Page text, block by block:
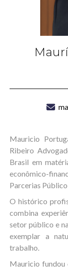
Mauricio
Ribeiro
Brasil em
econômico-
Parcerias
O histórico
combina
setor público e
exemplar a
trabalho.
Mauricio